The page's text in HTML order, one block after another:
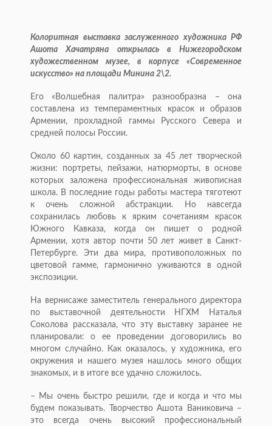
Колоритная выставка заслуженного художника РФ
Ашота Хачатряна открылась в Нижегородском
художественном музее, в корпусе «Современное
искусство» на площади Минина 2\2.
Его «Волшебная палитра» разнообразна – она
составлена из темпераментных красок и образов
Армении, прохладной гаммы Русского Севера и
средней полосы России.
Около 60 картин, созданных за 45 лет творческой
жизни: портреты, пейзажи, натюрморты, в основе
которых заложена профессиональная живописная
школа. В последние годы работы мастера тяготеют
к очень сложной абстракции. Но навсегда
сохранилась любовь к ярким сочетаниям красок
Южного Кавказа, когда он пишет о родной
Армении, хотя автор почти 50 лет живет в Санкт-
Петербурге. Эти два мира, противоположных по
цветовой гамме, гармонично уживаются в одной
экспозиции.
На вернисаже заместитель генерального директора
по выставочной деятельности НГХМ Наталья
Соколова рассказала, что эту выставку заранее не
планировали: о ее проведении договорились во
многом случайно. Как оказалось, у художника, его
окружения и нашего музея нашлось много общих
знакомых, и в итоге все удачно сложилось.
– Мы очень быстро решили, где и когда и что мы
будем показывать. Творчество Ашота Ваниковича –
это всегда очень высокий профессиональный